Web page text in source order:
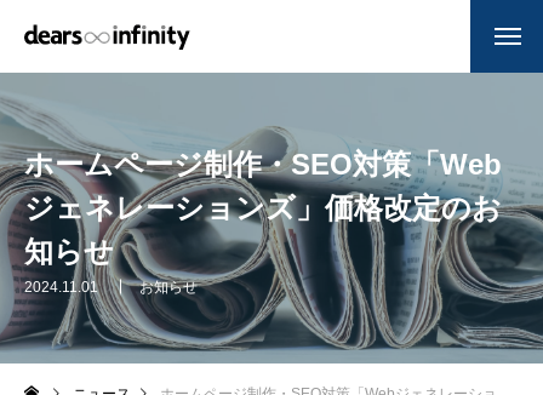
ホームページ制作・SEO対策「Web
ジェネレーションズ」価格改定のお
知らせ
2024.11.01 お知らせ